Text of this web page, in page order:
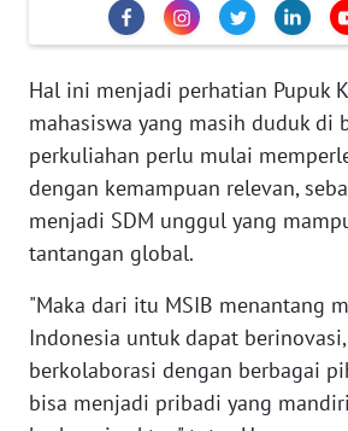
Hal ini menjadi perhatian Pupuk
mahasiswa yang masih duduk di
perkuliahan perlu mulai
dengan kemampuan relevan,
menjadi SDM unggul yang
tantangan global.
"Maka dari itu MSIB menantang
Indonesia untuk dapat
berkolaborasi dengan berbagai
bisa menjadi pribadi yang
REDAKSI
KARIR
DISCLAIMER
Wahana
News
Regional
WN